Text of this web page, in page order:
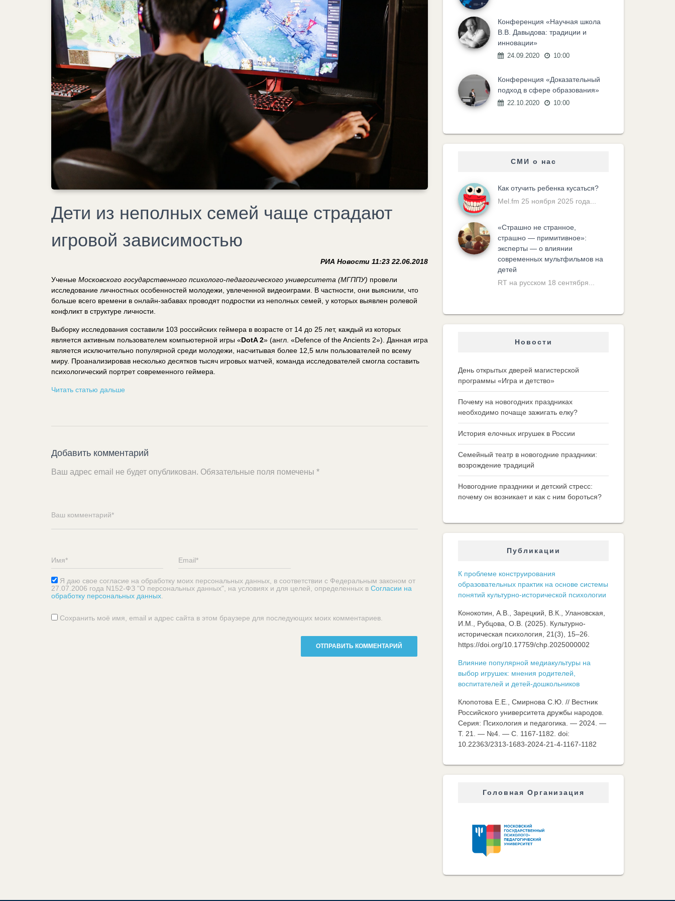
Дети из неполных семей чаще страдают
игровой зависимостью
РИА Новости 11:23 22.06.2018
Ученые Московского государственного психолого-педагогического университета (МГППУ) провели
исследование личностных особенностей молодежи, увлеченной видеоиграми. В частности, они выяснили, что
больше всего времени в онлайн-забавах проводят подростки из неполных семей, у которых выявлен ролевой
конфликт в структуре личности.
Выборку исследования составили 103 российских геймера в возрасте от 14 до 25 лет, каждый из которых
является активным пользователем компьютерной игры «DotA 2» (англ. «Defence of the Ancients 2»). Данная игра
является исключительно популярной среди молодежи, насчитывая более 12,5 млн пользователей по всему
миру. Проанализировав несколько десятков тысяч игровых матчей, команда исследователей смогла составить
психологический портрет современного геймера.
Читать статью дальше
Добавить комментарий
Ваш адрес email не будет опубликован. Обязательные поля помечены *
Я даю свое согласие на обработку моих персональных данных, в соответствии с Федеральным законом от
27.07.2006 года N152-ФЗ "О персональных данных", на условиях и для целей, определенных в Согласии на
обработку персональных данных
Сохранить моё имя, email и адрес сайта в этом браузере для последующих моих комментариев.
Конференция «Научная школа
В.В. Давыдова: традиции и
инновации»
24.09.2020 10:00
Конференция «Доказательный
подход в сфере образования»
22.10.2020 10:00
СМИ о нас
Как отучить ребенка кусаться?
Mel.fm 25 ноября 2025 года...
«Cтрашно не странное,
страшно — примитивное»:
эксперты — о влиянии
современных мультфильмов на
детей
RT на русском 18 сентября...
Новости
День открытых дверей магистерской
программы «Игра и детство»
Почему на новогодних праздниках
необходимо почаще зажигать елку?
История елочных игрушек в России
Семейный театр в новогодние праздники:
возрождение традиций
Новогодние праздники и детский стресс:
почему он возникает и как с ним бороться?
Публикации
К проблеме конструирования
образовательных практик на основе системы
понятий культурно-исторической психологии
Конокотин, А.В., Зарецкий, В.К., Улановская,
И.М., Рубцова, О.В. (2025). Культурно-
историческая психология, 21(3), 15–26.
https://doi.org/10.17759/chp.2025000002
Влияние популярной медиакультуры на
выбор игрушек: мнения родителей,
воспитателей и детей-дошкольников
Клопотова Е.Е., Смирнова С.Ю. // Вестник
Российского университета дружбы народов.
Серия: Психология и педагогика. — 2024. —
Т. 21. — №4. — C. 1167-1182. doi:
10.22363/2313-1683-2024-21-4-1167-1182
Головная Организация